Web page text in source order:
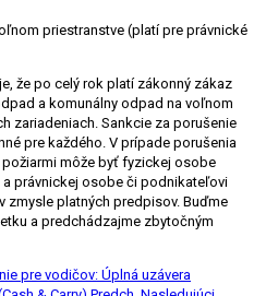
priestranstve (platí pre právnické
že po celý rok platí zákonný zákaz
a komunálny odpad na voľnom
zariadeniach. Sankcie za porušenie
pre každého. V prípade porušenia
môže byť fyzickej osobe
právnickej osobe či podnikateľovi
zmysle platných predpisov. Buďme
a predchádzajme zbytočným
pre vodičov: Úplná uzávera